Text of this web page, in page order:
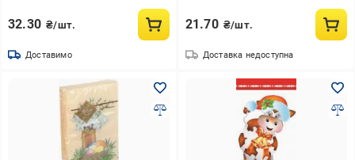
32.30 ₴/шт.
Доставимо
21.70 ₴/шт.
Доставка недоступна